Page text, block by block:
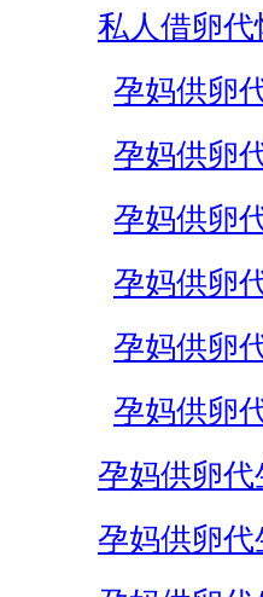
私人借卵代
孕妈供卵
孕妈供卵
孕妈供卵
孕妈供卵
孕妈供卵
孕妈供卵
孕妈供卵
孕妈供卵代